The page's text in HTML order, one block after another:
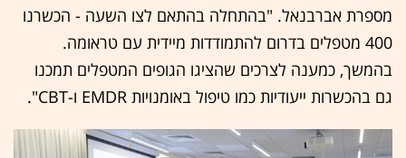
מספרת אברבנאל. "בהתחלה בהתאם לצו השעה - הכשרנו
400 מטפלים בדרום להתמודדות מיידית עם טראומה.
בהמשך, כמענה לצרכים שהציגו הגופים המטפלים תמכנו
גם בהכשרות ייעודיות כמו טיפול באומנויות EMDR ו-CBT".